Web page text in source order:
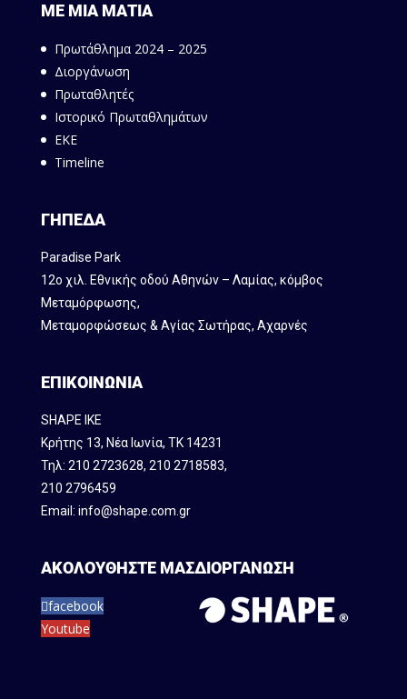
ΜΕ ΜΙΑ ΜΑΤΙΑ
Πρωτάθλημα 2024 – 2025
Διοργάνωση
Πρωταθλητές
Ιστορικό Πρωταθλημάτων
ΕΚΕ
Timeline
ΓΗΠΕΔΑ
Paradise Park
12ο χιλ. Εθνικής οδού Αθηνών – Λαμίας, κόμβος
Mεταμόρφωσης,
Μεταμορφώσεως & Αγίας Σωτήρας, Αχαρνές
ΕΠΙΚΟΙΝΩΝΙΑ
SHAPE IKE
Κρήτης 13, Νέα Ιωνία, ΤΚ 14231
Τηλ: 210 2723628, 210 2718583,
210 2796459
Email: info@shape.com.gr
ΑΚΟΛΟΥΘΗΣΤΕ ΜΑΣ
facebook
Youtube
ΔΙΟΡΓΑΝΩΣΗ